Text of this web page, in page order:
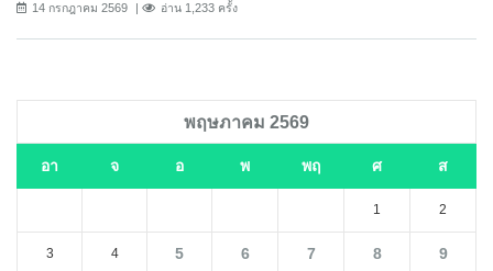
14 กรกฎาคม 2569 อ่าน 1,233 ครั้ง
พฤษภาคม 2569
อา จ อ พ พฤ ศ ส
1 2
3 4 5 6 7 8 9